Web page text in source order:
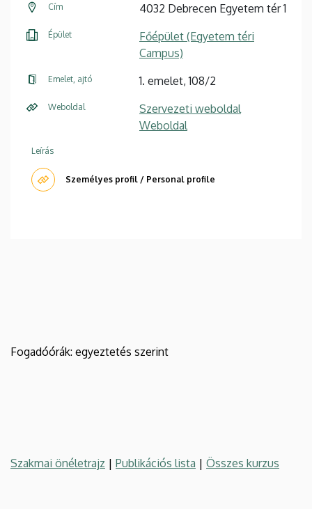
Cím 4032 Debrecen Egyetem tér 1
Épület
Főépület (Egyetem téri
Campus)
Emelet, ajtó 1. emelet, 108/2
Weboldal
Szervezeti weboldal
Weboldal
Leírás
Személyes profil / Personal profile
Fogadóórák: egyeztetés szerint
Szakmai önéletrajz | Publikációs lista | Összes kurzus